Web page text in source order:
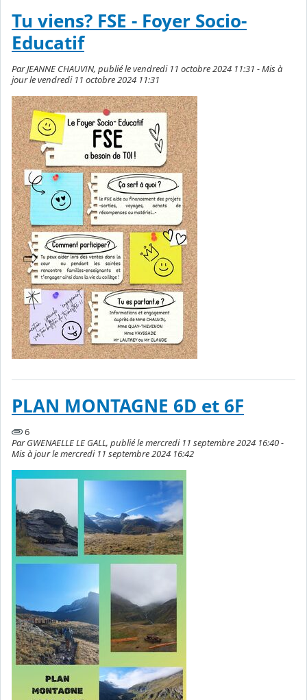
Tu viens? FSE - Foyer Socio-
Educatif
Par JEANNE CHAUVIN, publié le vendredi 11 octobre 2024 11:31 - Mis à
jour le vendredi 11 octobre 2024 11:31
PLAN MONTAGNE 6D et 6F
6
Par GWENAELLE LE GALL, publié le mercredi 11 septembre 2024 16:40 -
Mis à jour le mercredi 11 septembre 2024 16:42